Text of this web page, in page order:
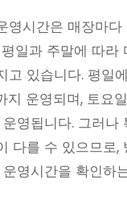
영시간은 매장마다
일과 주말에 따라
고 있습니다. 평일
지 운영되며, 토요
영됩니다. 그러나
다를 수 있으므로,
영시간을 확인하